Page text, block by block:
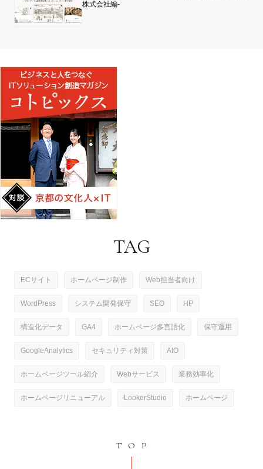
株式会社編-
TAG
ECサイト ホームページ制作 Web担当者向け
WordPress システム開発保守 SEO HP
構造化データ GA4 ホームページ多言語化 保守運用
GoogleAnalytics セキュリティ対策 AIO
ホームページツール紹介 Webサービス 業務効率化
ホームページリニューアル LookerStudio ホームページ
TOP